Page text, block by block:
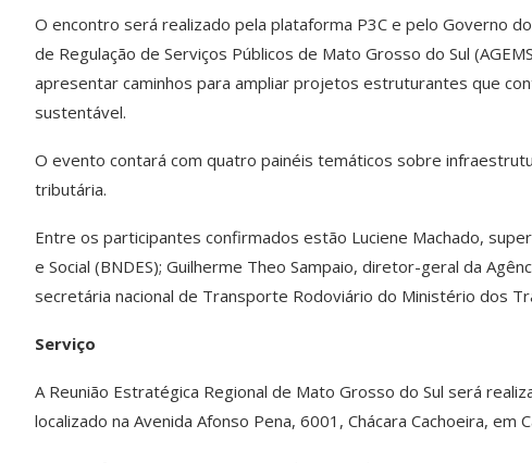
O encontro será realizado pela plataforma P3C e pelo Governo
de Regulação de Serviços Públicos de Mato Grosso do Sul
apresentar caminhos para ampliar projetos estruturantes que
sustentável.
O evento contará com quatro painéis temáticos sobre
tributária.
Entre os participantes confirmados estão Luciene Machado,
e Social (BNDES); Guilherme Theo Sampaio, diretor-geral da
secretária nacional de Transporte Rodoviário do Ministério dos
Serviço
A Reunião Estratégica Regional de Mato Grosso do Sul será
localizado na Avenida Afonso Pena, 6001, Chácara Cachoeira, em